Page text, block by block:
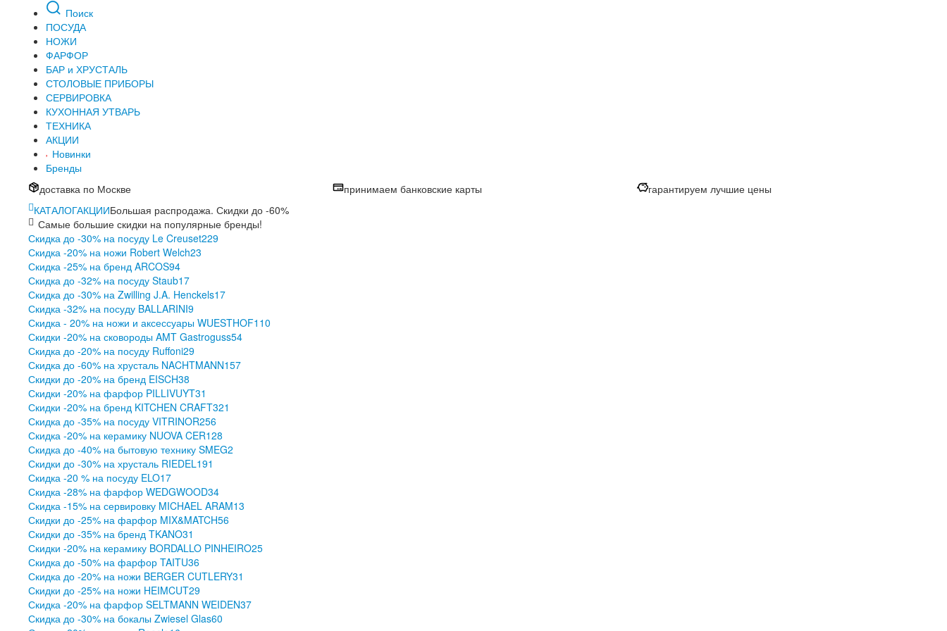
Поиск
ПОСУДА
НОЖИ
ФАРФОР
БАР и ХРУСТАЛЬ
СТОЛОВЫЕ ПРИБОРЫ
СЕРВИРОВКА
КУХОННАЯ УТВАРЬ
ТЕХНИКА
АКЦИИ
Новинки
Бренды
доставка по Москве
принимаем банковские карты
гарантируем лучшие цены
КАТАЛОГАКЦИИБольшая распродажа. Скидки до -60%
Самые большие скидки на популярные бренды!
Скидка до -30% на посуду Le Creuset229
Скидка -20% на ножи Robert Welch23
Скидка -25% на бренд ARCOS94
Скидка до -32% на посуду Staub17
Скидка до -30% на Zwilling J.A. Henckels17
Скидка -32% на посуду BALLARINI9
Скидка - 20% на ножи и аксессуары WUESTHOF110
Скидки -20% на сковороды AMT Gastroguss54
Скидка до -20% на посуду Ruffoni29
Скидка до -60% на хрусталь NACHTMANN157
Скидки до -20% на бренд EISCH38
Скидки -20% на фарфор PILLIVUYT31
Скидки -20% на бренд KITCHEN CRAFT321
Скидка до -35% на посуду VITRINOR256
Скидка -20% на керамику NUOVA CER128
Скидка до -40% на бытовую технику SMEG2
Скидки до -30% на хрусталь RIEDEL191
Скидка -20 % на посуду ELO17
Скидка -28% на фарфор WEDGWOOD34
Скидка -15% на сервировку MICHAEL ARAM13
Скидки до -25% на фарфор MIX&MATCH56
Скидки до -35% на бренд TKANO31
Скидки -20% на керамику BORDALLO PINHEIRO25
Скидка до -50% на фарфор TAITU36
Скидка до -20% на ножи BERGER CUTLERY31
Скидки до -25% на ножи HEIMCUT29
Скидка -20% на фарфор SELTMANN WEIDEN37
Скидка до -30% на бокалы Zwiesel Glas60